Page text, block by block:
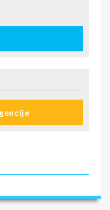
26.07. 02.08.